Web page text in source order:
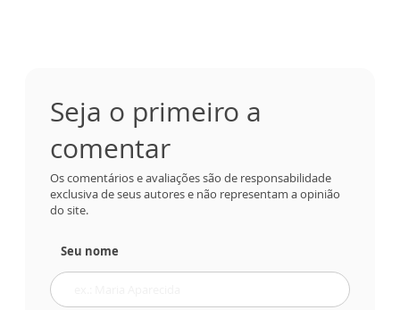
Seja o primeiro a
comentar
Os comentários e avaliações são de responsabilidade
exclusiva de seus autores e não representam a opinião
do site.
Seu nome